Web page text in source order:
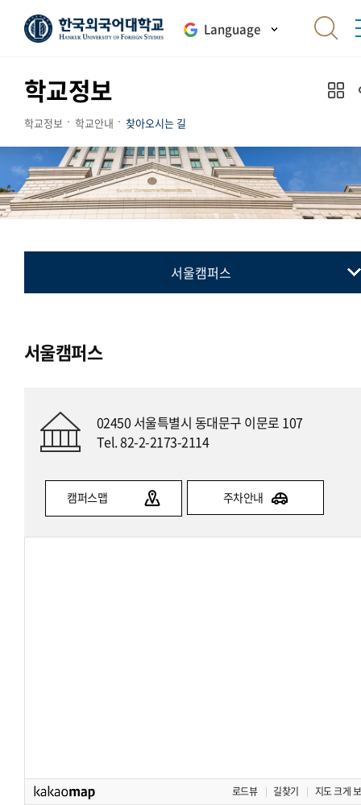
Language
학교정보
학교정보 학교안내 찾아오시는 길
서울캠퍼스
서울캠퍼스
02450 서울특별시 동대문구 이문로 107
Tel. 82-2-2173-2114
캠퍼스맵 주차안내
로드뷰 길찾기 지도 크게